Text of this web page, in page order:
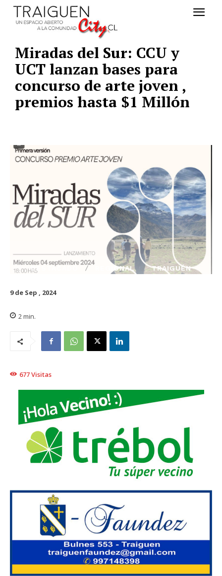
Miradas del Sur: CCU y
UCT lanzan bases para
concurso de arte joven ,
premios hasta $1 Millón
DESTACADO REGIONAL TRAIGUÉN
9 de Sep , 2024
2 min.
677Visitas